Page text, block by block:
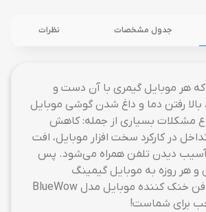
جدول مشخصات نظرات
هر موبایل گیمری با آن دست و
بالا رفتن دما و داغ شدن گوشی موبایل
مشکلات بسیاری از جمله: کاهش
در کارکرد سخت افزار موبایل، افت
آسیب دیدن تلفن همراه می‌شود. پس
و هر روزه به موبایل گیمینگ
می‌پردازید، خرید فن خنک کننده موبایل مدل BlueWow